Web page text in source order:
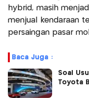
hybrid, masih
menjual kendaraan
persaingan pasar
Baca Juga :
Soal
Toyota